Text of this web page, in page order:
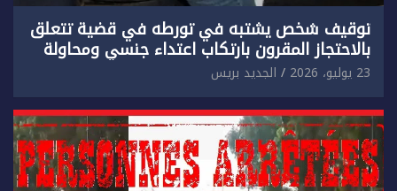
توقيف شخص يشتبه في تورطه في قضية تتعلق
بالاحتجاز المقرون بارتكاب اعتداء جنسي ومحاولة
إضرام النار عمدا.
23 يوليو، 2026 الجديد بريس